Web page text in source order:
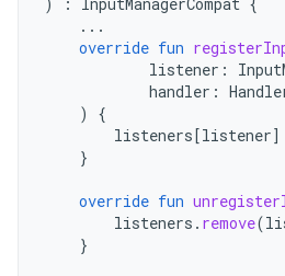
...
override fun
listener :
handler :
)
{
listeners[listener]
}
override fun
listeners . remove(
}